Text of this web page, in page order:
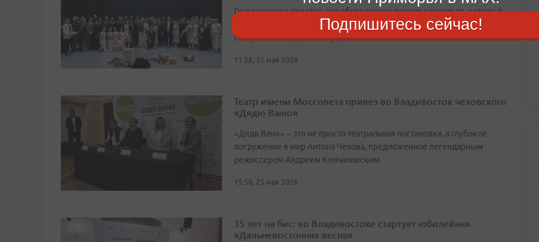
Глава региона отметил, что обновленная версия спектакля, который
долгое время не входил в репертуар, обрела новое звучание,
созвучное сегодняшнему дню
11:28, 31 мая 2026
Театр имени Моссовета привез во Владивосток чеховского
«Дядю Ваню»
«Дядя Ваня» – это не просто театральная постановка, а глубокое
погружение в мир Антона Чехова, предложенное легендарным
режиссером Андреем Кончаловским
15:58, 25 мая 2026
35 лет на бис: во Владивостоке стартует юбилейная
«Дальневосточная весна»
Подпишитесь сейчас!